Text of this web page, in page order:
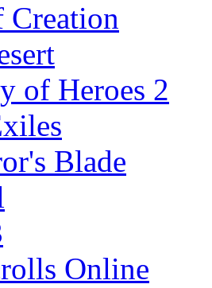
Creation
of Heroes 2
Blade
Online